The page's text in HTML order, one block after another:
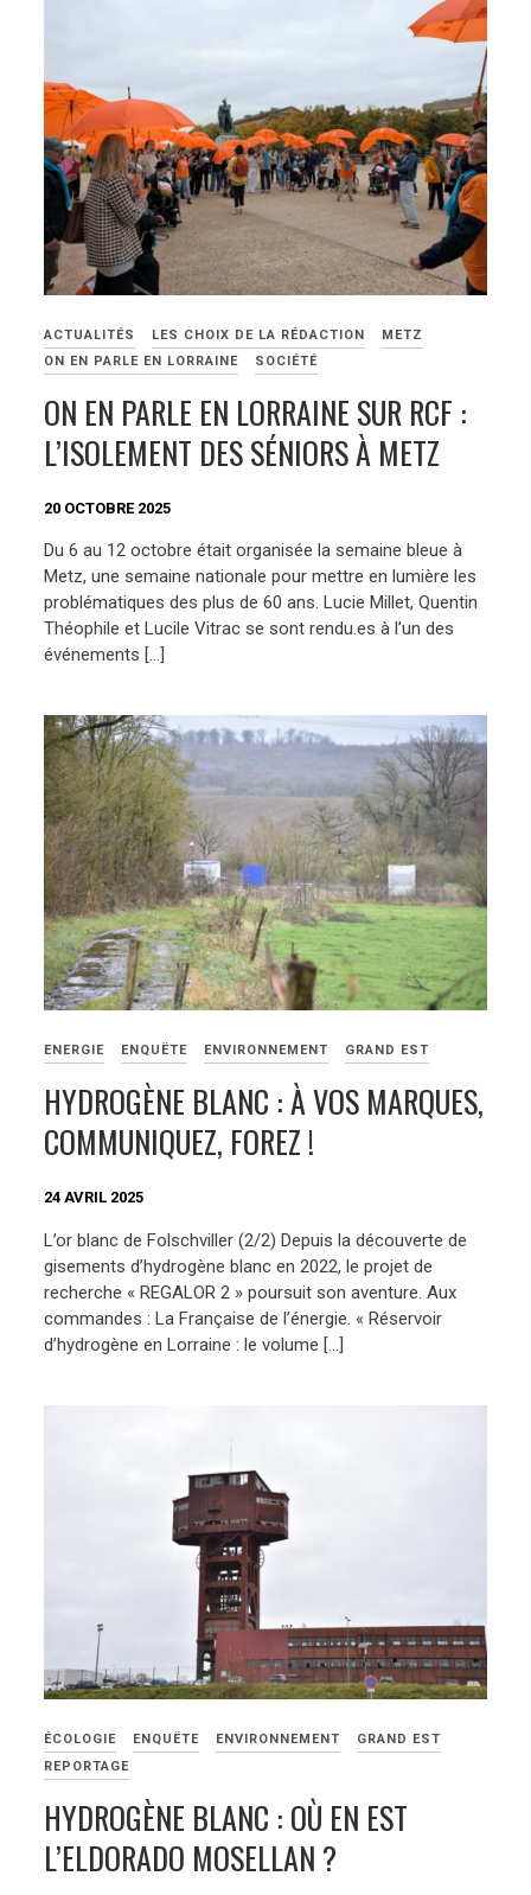
ACTUALITÉS LES CHOIX DE LA RÉDACTION
METZ
ON EN PARLE EN LORRAINE
SOCIÉTÉ
ON EN PARLE EN LORRAINE SUR RCF :
L’ISOLEMENT DES SÉNIORS À METZ
20 OCTOBRE 2025
Du 6 au 12 octobre était organisée la semaine bleue à
Metz, une semaine nationale pour mettre en lumière les
problématiques des plus de 60 ans. Lucie Millet, Quentin
Théophile et Lucile Vitrac se sont rendu.es à l’un des
événements […]
ENERGIE ENQUËTE ENVIRONNEMENT GRAND EST
HYDROGÈNE BLANC : À VOS MARQUES,
COMMUNIQUEZ, FOREZ !
24 AVRIL 2025
L’or blanc de Folschviller (2/2) Depuis la découverte de
gisements d’hydrogène blanc en 2022, le projet de
recherche « REGALOR 2 » poursuit son aventure. Aux
commandes : La Française de l’énergie. « Réservoir
d’hydrogène en Lorraine : le volume […]
ÉCOLOGIE ENQUËTE ENVIRONNEMENT
GRAND EST
REPORTAGE
HYDROGÈNE BLANC : OÙ EN EST
L’ELDORADO MOSELLAN ?